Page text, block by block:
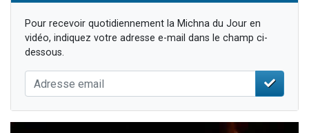
Pour recevoir quotidiennement la Michna du Jour en
vidéo, indiquez votre adresse e-mail dans le champ ci-
dessous.